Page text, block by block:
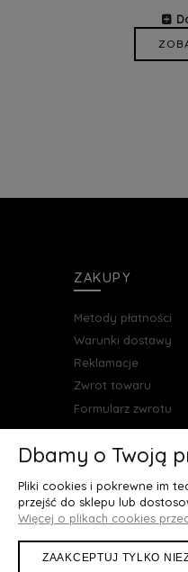
ZAKUPY
Metody płatności
Warunki dostawy
Reklamacje
Zwrot towaru
Formularz zwrotu
Dbamy o Twoją
Pliki cookies i pokrewne im
przejść do sklepu lub
Więcej o plikach cookies
ZAAKCEPTUJ TYLKO